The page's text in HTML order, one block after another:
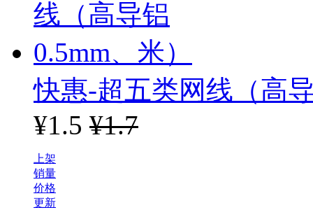
快惠-超五类网线（高
¥1.5 ¥1.7
上架
销量
价格
更新